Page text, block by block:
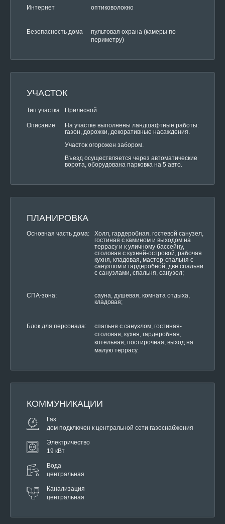
Интернет оптиковолокно
Безопасность дома
пультовая охрана (камеры по
периметру)
УЧАСТОК
Тип участка Прилесной
Описание
На участке выполнены ландшафтные работы:
газон, дорожки, декоративные насаждения.
Участок огорожен забором.
Въезд осуществляется через автоматические
ворота, оборудована парковка на 5 авто.
ПЛАНИРОВКА
Основная часть дома:
Холл, гардеробная, гостевой санузел,
гостиная с камином и выходом на
террасу и к уличному бассейну,
столовая с кухней-островой, рабочая
кухня, кладовая, мастер-спальня с
санузлом и гардеробной, две спальни
с санузлами, спальня, санузел;
СПА-зона:
сауна, душевая, комната отдыха,
кладовая;
Блок для персонала:
спальня с санузлом, гостиная-
столовая, кухня, гардеробная,
котельная, постирочная, выход на
малую террасу.
КОММУНИКАЦИИ
Газ
дом подключен к центральной сети газоснабжения
Электричество
19 кВт
Вода
центральная
Канализация
центральная